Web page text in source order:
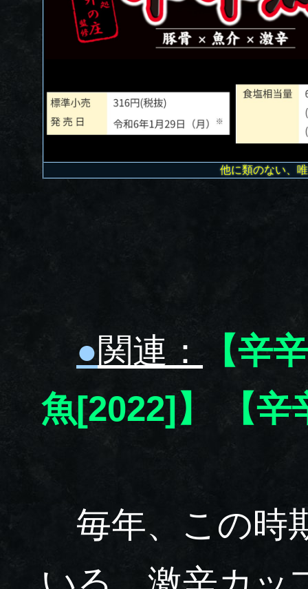
他に類のない、
●関連：
【辛
魚[2022]】
【
毎年、この時